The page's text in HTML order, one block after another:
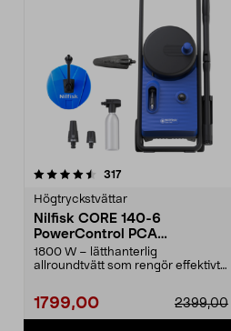
317recensioner
Högtryckstvättar
Nilfisk CORE 140-6
PowerControl PCA
högtryckstvätt
1800 W – lätthanterlig
allroundtvätt som rengör effektivt
1799,00 2399,00
4.5 av 5 stjärnor